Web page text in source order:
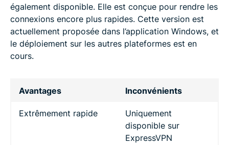
également disponible. Elle est conçue pour rendre les
connexions encore plus rapides. Cette version est
actuellement proposée dans l’application Windows, et
le déploiement sur les autres plateformes est en
cours.
Avantages Inconvénients
Extrêmement rapide
Uniquement
disponible sur
ExpressVPN